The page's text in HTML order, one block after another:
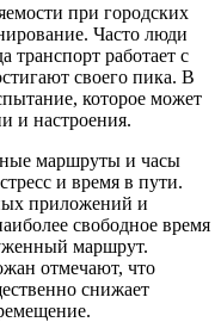
при городских
Часто люди
транспорт работает с
своего пика. В
которое может
и настроения.
маршруты и часы
и время в пути.
приложений и
свободное время
маршрут.
отмечают, что
снижает